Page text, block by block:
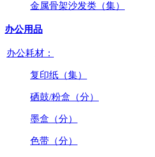
金属骨架沙发类（集）
办公用品
办公耗材：
复印纸（集）
硒鼓/粉盒（分）
墨盒（分）
色带（分）